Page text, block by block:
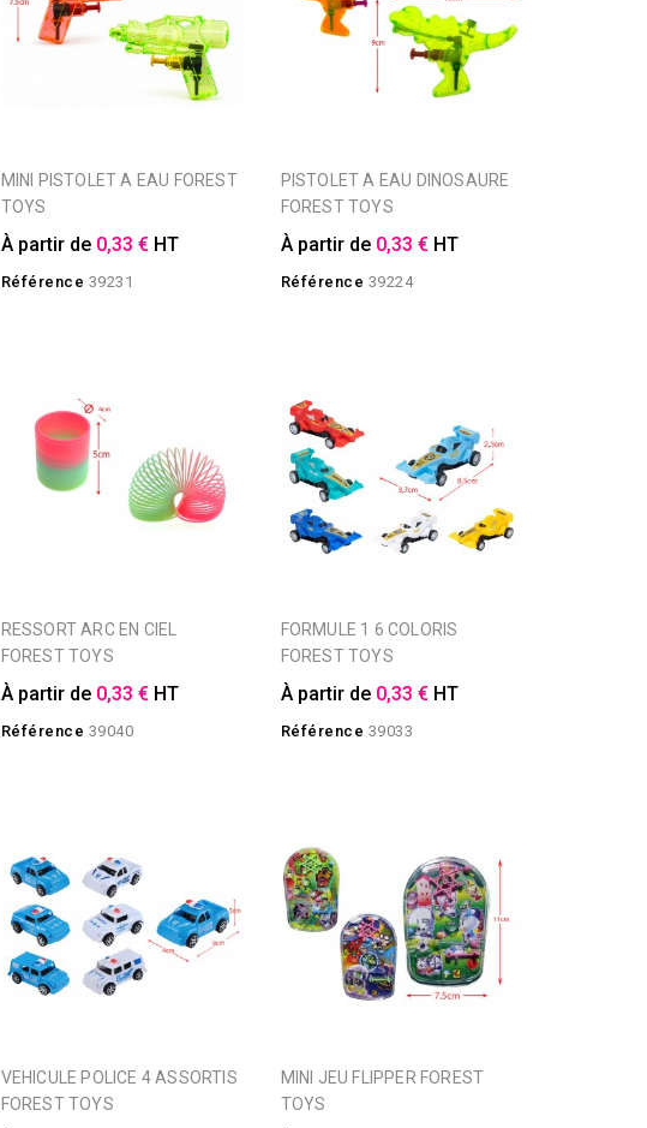
MINI PISTOLET A EAU FOREST
TOYS
À partir de 0,33 € HT
Référence 39231
PISTOLET A EAU DINOSAURE
FOREST TOYS
À partir de 0,33 € HT
Référence 39224
RESSORT ARC EN CIEL
FOREST TOYS
À partir de 0,33 € HT
Référence 39040
FORMULE 1 6 COLORIS
FOREST TOYS
À partir de 0,33 € HT
Référence 39033
VEHICULE POLICE 4 ASSORTIS
FOREST TOYS
MINI JEU FLIPPER FOREST
TOYS